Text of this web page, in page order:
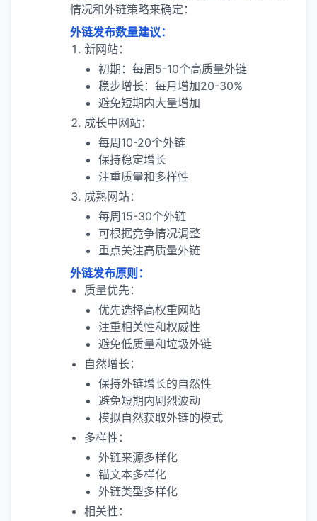
情况和外链策略来确定：
外链发布数量建议：
新网站：
初期：每周5-10个高质量外链
稳步增长：每月增加20-30%
避免短期内大量增加
成长中网站：
每周10-20个外链
保持稳定增长
注重质量和多样性
成熟网站：
每周15-30个外链
可根据竞争情况调整
重点关注高质量外链
外链发布原则：
质量优先：
优先选择高权重网站
注重相关性和权威性
避免低质量和垃圾外链
自然增长：
保持外链增长的自然性
避免短期内剧烈波动
模拟自然获取外链的模式
多样性：
外链来源多样化
锚文本多样化
外链类型多样化
相关性：